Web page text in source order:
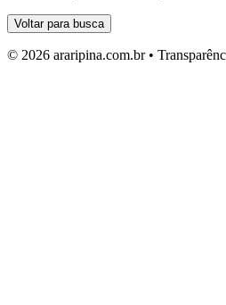
Voltar para busca
© 2026 araripina.com.br •